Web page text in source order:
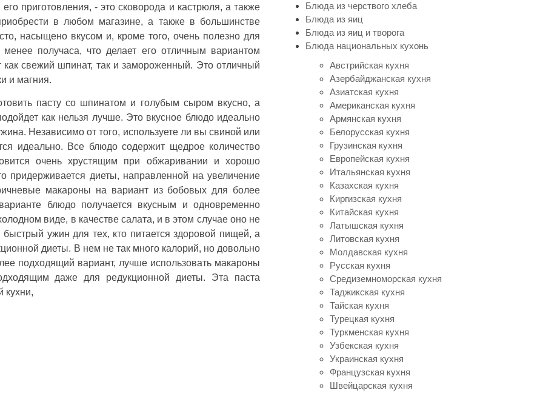
приготовления, - это сковорода и кастрюля, а также
в любом магазине, а также в большинстве
насыщено вкусом и, кроме того, очень полезно для
менее получаса, что делает его отличным вариантом
свежий шпинат, так и замороженный. Это отличный
и магния.
пасту со шпинатом и голубым сыром вкусно, а
как нельзя лучше. Это вкусное блюдо идеально
Независимо от того, используете ли вы свиной или
идеально. Все блюдо содержит щедрое количество
очень хрустящим при обжаривании и хорошо
придерживается диеты, направленной на увеличение
макароны на вариант из бобовых для более
блюдо получается вкусным и одновременно
виде, в качестве салата, и в этом случае оно не
ужин для тех, кто питается здоровой пищей, а
диеты. В нем не так много калорий, но довольно
подходящий вариант, лучше использовать макароны
даже для редукционной диеты. Эта паста
кухни,
Блюда из черствого хлеба
Блюда из яиц
Блюда из яиц и творога
Блюда национальных кухонь
Австрийская кухня
Азербайджанская кухня
Азиатская кухня
Американская кухня
Армянская кухня
Белорусская кухня
Грузинская кухня
Европейская кухня
Итальянская кухня
Казахская кухня
Киргизская кухня
Китайская кухня
Латышская кухня
Литовская кухня
Молдавская кухня
Русская кухня
Средиземноморская кухня
Таджикская кухня
Тайская кухня
Турецкая кухня
Туркменская кухня
Узбекская кухня
Украинская кухня
Французская кухня
Швейцарская кухня